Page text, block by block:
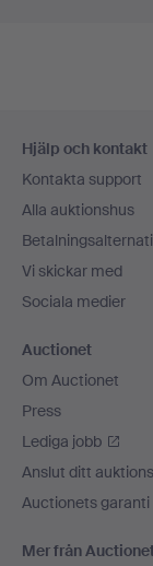
Hjälp och kontakt
Kontakta support
Alla auktionshus
Vi skickar med
Sociala medier
Auctionet
Om Auctionet
Press
Lediga jobb
Anslut ditt
Auctionets garanti
Mer från